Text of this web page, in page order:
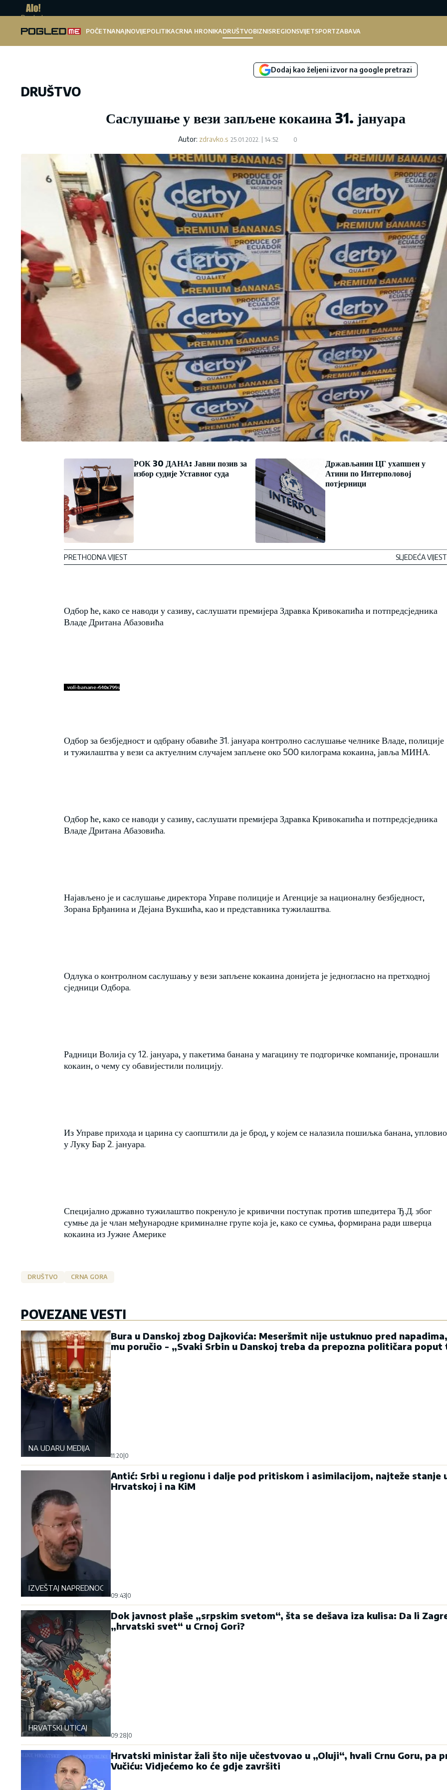
Pogled.me
POČETNANAJNOVIJEPOLITIKACRNA HRONIKADRUŠTVOBIZNISREGIONSVIJETSPORTZABAVA
Dodaj kao željeni izvor na google pretrazi
DRUŠTVO
Саслушање у вези запљене кокаина 31. јануара
Autor: zdravko.s 25.01.2022. 14:52 0
РОК 30 ДАНА: Јавни позив за
избор судије Уставног суда
PRETHODNA VIJEST
Држављанин ЦГ ухапшен у
Атини по Интерполовој
потјерници
SLJEDEĆA VIJEST
Одбор ће, како се наводи у сазиву, саслушати премијера Здравка Кривокапића и потпредсједника
Владе Дритана Абазовића
Одбор за безбједност и одбрану обавиће 31. јануара контролно саслушање челнике Владе, полиције
и тужилаштва у вези са актуелним случајем запљене око 500 килограма кокаина, јавља МИНА.
Одбор ће, како се наводи у сазиву, саслушати премијера Здравка Кривокапића и потпредсједника
Владе Дритана Абазовића.
Најављено је и саслушање директора Управе полиције и Агенције за националну безбједност,
Зорана Брђанина и Дејана Вукшића, као и представника тужилаштва.
Одлука о контролном саслушању у вези запљене кокаина донијета је једногласно на претходној
сједници Одбора.
Радници Волија су 12. јануара, у пакетима банана у магацину те подгоричке компаније, пронашли
кокаин, о чему су обавијестили полицију.
Из Управе прихода и царина су саопштили да је брод, у којем се налазила пошиљка банана, упловио
у Луку Бар 2. јануара.
Специјално државно тужилаштво покренуло је кривични поступак против шпедитера Ђ.Д. због
сумње да је члан међународне криминалне групе која је, како се сумња, формирана ради шверца
кокаина из Јужне Америке
DRUŠTVO CRNA GORA
POVEZANE VESTI
NA UDARU MEDIJA
Bura u Danskoj zbog Dajkovića: Meseršmit nije ustuknuo pred
mu poručio - „Svaki Srbin u Danskoj treba da prepozna političara poput
11:20 0
IZVEŠTAJ NAPREDNOG KLUBA
Antić: Srbi u regionu i dalje pod pritiskom i asimilacijom, najteže stanje
Hrvatskoj i na KiM
09:43 0
HRVATSKI UTICAJ
Dok javnost plaše „srpskim svetom“, šta se dešava iza kulisa: Da li
„hrvatski svet“ u Crnoj Gori?
09:28 0
Hrvatski ministar žali što nije učestvovao u „Oluji“, hvali Crnu Goru, pa
Vučiću: Vidjećemo ko će gdje završiti